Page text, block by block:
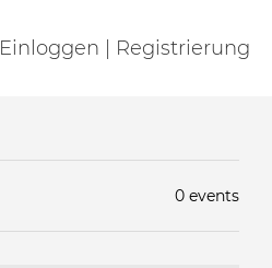
Einloggen | Registrierung
0 events